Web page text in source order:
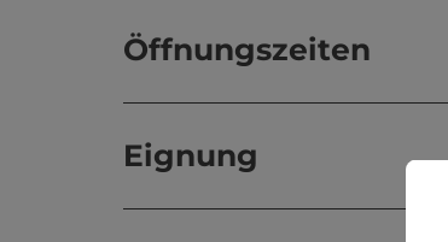
Öffnungszeiten
Eignung